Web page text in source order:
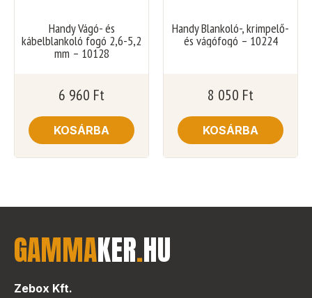
Handy Vágó- és
kábelblankoló fogó 2,6-5,2
mm – 10128
6 960 Ft
KOSÁRBA
Handy Blankoló-, krimpelő-
és vágófogó – 10224
8 050 Ft
KOSÁRBA
GAMMAKER.HU
Zebox Kft.